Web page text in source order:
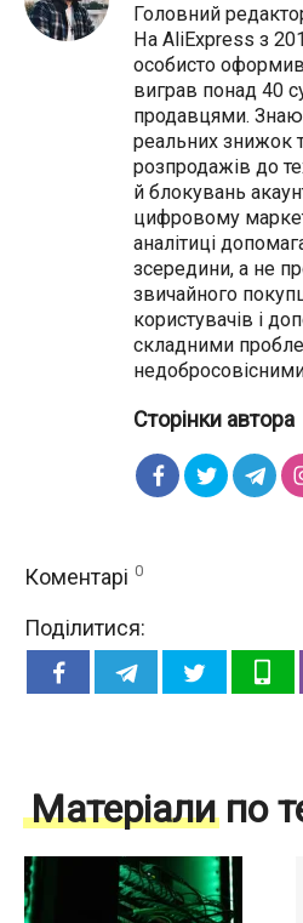
Головний
На AliExpress з
особисто
виграв понад 40
продавцями.
реальних знижок
розпродажів до
й блокувань
цифровому
аналітиці
зсередини, а не
звичайного
користувачів і
складними
Сторінки автора
Коментарі 0
Поділитися:
Матеріали по